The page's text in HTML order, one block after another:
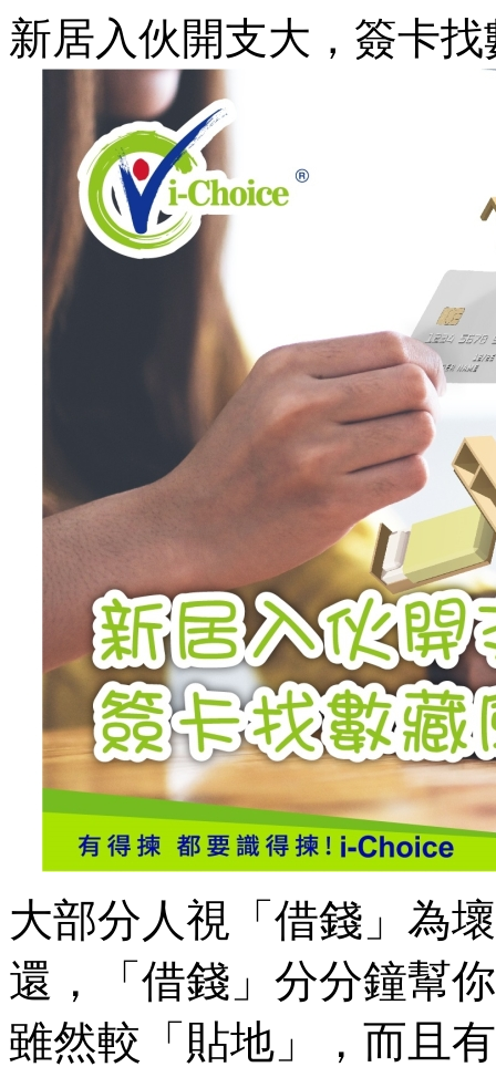
新居入伙開支大，簽卡
大部分人視「借錢」為
還，「借錢」分分鐘幫
雖然較「貼地」，而且